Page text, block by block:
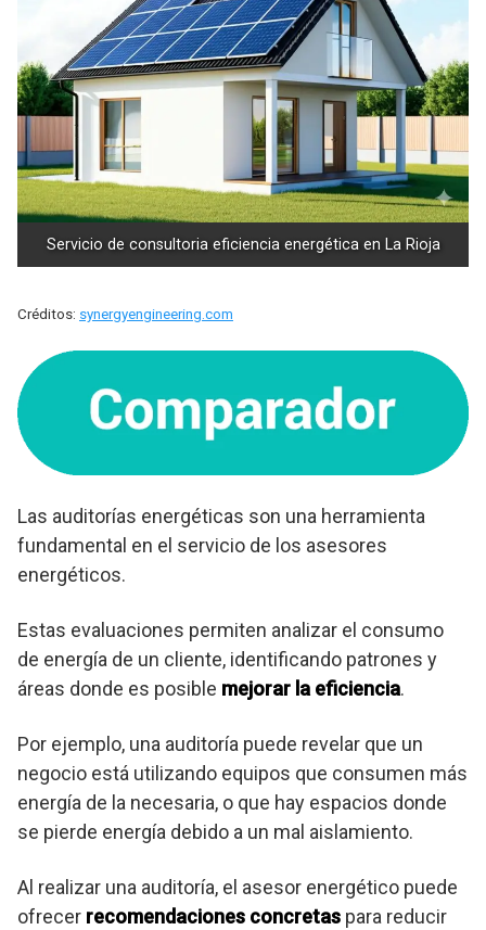
Servicio de consultoria eficiencia energética en La Rioja
Créditos: synergyengineering.com
Las auditorías energéticas son una herramienta
fundamental en el servicio de los asesores
energéticos.
Estas evaluaciones permiten analizar el consumo
de energía de un cliente, identificando patrones y
áreas donde es posible mejorar la eficiencia.
Por ejemplo, una auditoría puede revelar que un
negocio está utilizando equipos que consumen más
energía de la necesaria, o que hay espacios donde
se pierde energía debido a un mal aislamiento.
Al realizar una auditoría, el asesor energético puede
ofrecer recomendaciones concretas para reducir